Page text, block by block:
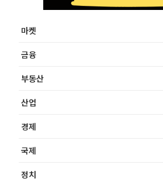
마켓
금융
부동산
산업
경제
국제
정치